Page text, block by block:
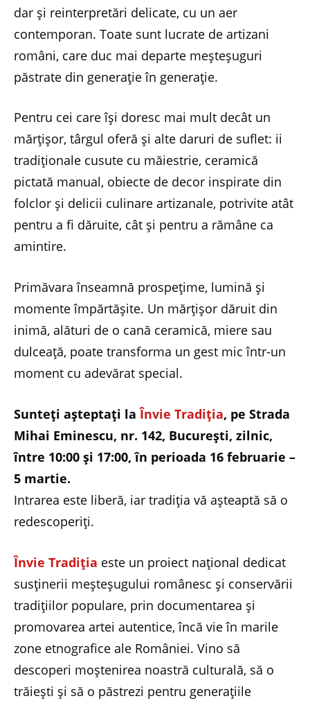
dar și reinterpretări delicate, cu un aer
contemporan. Toate sunt lucrate de artizani
români, care duc mai departe meșteșuguri
păstrate din generație în generație.
Pentru cei care își doresc mai mult decât un
mărțișor, târgul oferă și alte daruri de suflet: ii
tradiționale cusute cu măiestrie, ceramică
pictată manual, obiecte de decor inspirate din
folclor și delicii culinare artizanale, potrivite atât
pentru a fi dăruite, cât și pentru a rămâne ca
amintire.
Primăvara înseamnă prospețime, lumină și
momente împărtășite. Un mărțișor dăruit din
inimă, alături de o cană ceramică, miere sau
dulceață, poate transforma un gest mic într-un
moment cu adevărat special.
Sunteți așteptați laÎnvie Tradiția, pe Strada
Mihai Eminescu, nr. 142, București, zilnic,
între 10:00 și 17:00, în perioada 16 februarie –
5 martie.
Intrarea este liberă, iar tradiția vă așteaptă să o
redescoperiți.
Învie Tradiția este un proiect național dedicat
susținerii meșteșugului românesc și conservării
tradițiilor populare, prin documentarea și
promovarea artei autentice, încă vie în marile
zone etnografice ale României. Vino să
descoperi moștenirea noastră culturală, să o
trăiești și să o păstrezi pentru generațiile